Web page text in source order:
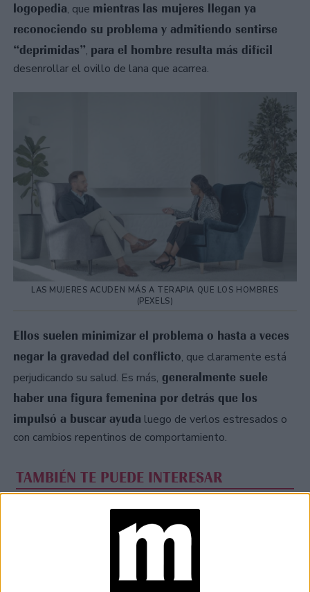
logopedia, que mientras las mujeres llegan ya
reconociendo su problema y admitiendo sentirse
“deprimidas”, para el hombre resulta más difícil
desenrollar el ovillo de lana que acarrea.
LAS MUJERES ACUDEN MÁS A TERAPIA QUE LOS HOMBRES
(PEXELS)
Ellos suelen minimizar el problema o hasta a veces
negar la gravedad del conflicto, que claramente está
perjudicando su salud. Es más, generalmente suele
haber una figura femenina por detrás que los
impulsó a buscar ayuda luego de verlos estresados o
con cambios repentinos de comportamiento.
TAMBIÉN TE PUEDE INTERESAR
EN QUE FASE LUNAR
SE DEBE CORTAR EL
PELO Y COMO
INFLUYE SU